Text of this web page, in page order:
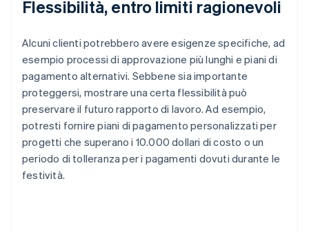
Flessibilità, entro limiti ragionevoli
Alcuni clienti potrebbero avere esigenze specifiche, ad
esempio processi di approvazione più lunghi e piani di
pagamento alternativi. Sebbene sia importante
proteggersi, mostrare una certa flessibilità può
preservare il futuro rapporto di lavoro. Ad esempio,
potresti fornire piani di pagamento personalizzati per
progetti che superano i 10.000 dollari di costo o un
periodo di tolleranza per i pagamenti dovuti durante le
festività.